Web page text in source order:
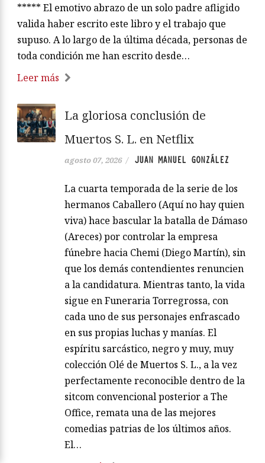
***** El emotivo abrazo de un solo padre afligido
valida haber escrito este libro y el trabajo que
supuso. A lo largo de la última década, personas de
toda condición me han escrito desde…
Leer más
La gloriosa conclusión de
Muertos S. L. en Netflix
agosto 07, 2026 / JUAN MANUEL GONZÁLEZ
La cuarta temporada de la serie de los
hermanos Caballero (Aquí no hay quien
viva) hace bascular la batalla de Dámaso
(Areces) por controlar la empresa
fúnebre hacia Chemi (Diego Martín), sin
que los demás contendientes renuncien
a la candidatura. Mientras tanto, la vida
sigue en Funeraria Torregrossa, con
cada uno de sus personajes enfrascado
en sus propias luchas y manías. El
espíritu sarcástico, negro y muy, muy
colección Olé de Muertos S. L., a la vez
perfectamente reconocible dentro de la
sitcom convencional posterior a The
Office, remata una de las mejores
comedias patrias de los últimos años.
El…